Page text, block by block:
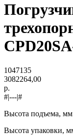
1047135
3082264,00
р.
#|---|#
Высота подъема,
Высота упаковки,